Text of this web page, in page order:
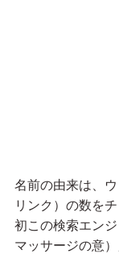
名前の由来は、
リンク）の数を
初この検索エン
マッサージの意